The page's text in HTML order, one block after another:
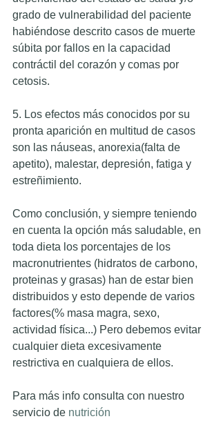
grado de vulnerabilidad del paciente
habiéndose descrito casos de muerte
súbita por fallos en la capacidad
contráctil del corazón y comas por
cetosis.
5. Los efectos más conocidos por su
pronta aparición en multitud de casos
son las náuseas, anorexia(falta de
apetito), malestar, depresión, fatiga y
estreñimiento.
Como conclusión, y siempre teniendo
en cuenta la opción más saludable, en
toda dieta los porcentajes de los
macronutrientes (hidratos de carbono,
proteinas y grasas) han de estar bien
distribuidos y esto depende de varios
factores(% masa magra, sexo,
actividad física...) Pero debemos evitar
cualquier dieta excesivamente
restrictiva en cualquiera de ellos.
Para más info consulta con nuestro
servicio de nutrición